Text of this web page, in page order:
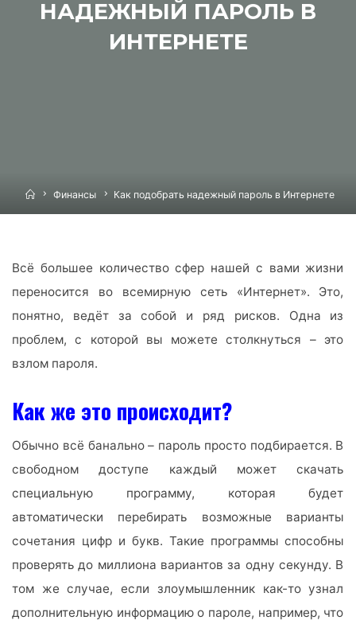
НАДЕЖНЫЙ ПАРОЛЬ В
ИНТЕРНЕТЕ
HomeФинансы Как подобрать надежный пароль в Интернете
Всё большее количество сфер нашей с вами жизни
переносится во всемирную сеть «Интернет». Это,
понятно, ведёт за собой и ряд рисков. Одна из
проблем, с которой вы можете столкнуться – это
взлом пароля.
Как же это происходит?
Обычно всё банально – пароль просто подбирается. В
свободном доступе каждый может скачать
специальную программу, которая будет
автоматически перебирать возможные варианты
сочетания цифр и букв. Такие программы способны
проверять до миллиона вариантов за одну секунду. В
том же случае, если злоумышленник как-то узнал
дополнительную информацию о пароле, например, что